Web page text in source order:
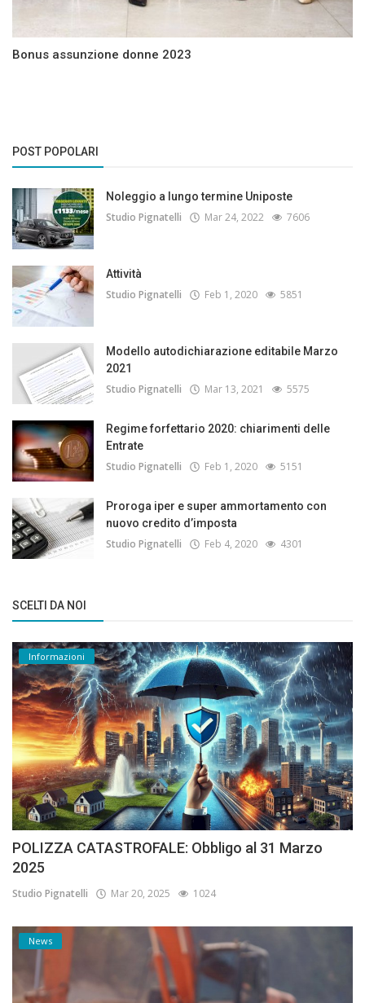
Bonus assunzione donne 2023
POST POPOLARI
Noleggio a lungo termine Uniposte
Studio Pignatelli Mar 24, 2022 7606
Attività
Studio Pignatelli Feb 1, 2020 5851
Modello autodichiarazione editabile Marzo
2021
Studio Pignatelli Mar 13, 2021 5575
Regime forfettario 2020: chiarimenti delle
Entrate
Studio Pignatelli Feb 1, 2020 5151
Proroga iper e super ammortamento con
nuovo credito d’imposta
Studio Pignatelli Feb 4, 2020 4301
SCELTI DA NOI
Informazioni
POLIZZA CATASTROFALE: Obbligo al 31 Marzo
2025
Studio Pignatelli Mar 20, 2025 1024
News